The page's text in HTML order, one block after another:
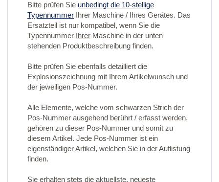
Bitte prüfen Sie unbedingt die 10-stellige
Typennummer Ihrer Maschine / Ihres Gerätes. Das
Ersatzteil ist nur kompatibel, wenn Sie die
Typennummer Ihrer Maschine in der unten
stehenden Produktbeschreibung finden.
Bitte prüfen Sie ebenfalls detailliert die
Explosionszeichnung mit Ihrem Artikelwunsch und
der jeweiligen Pos-Nummer.
Alle Elemente, welche vom schwarzen Strich der
Pos-Nummer ausgehend berührt / erfasst werden,
gehören zu dieser Pos-Nummer und somit zu
diesem Artikel. Jede Pos-Nummer ist ein
eigenständiger Artikel, welchen Sie in der Auflistung
finden.
Sie erhalten stets die aktuellste, neueste